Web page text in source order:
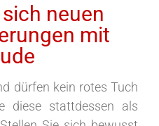
neuen
mit
dürfen kein rotes Tuch
diese stattdessen als